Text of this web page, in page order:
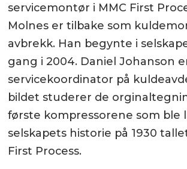
servicemontør i MMC First
Molnes er tilbake som
avbrekk. Han begynte i
gang i 2004. Daniel Johanson
servicekoordinator på
bildet studerer de
første kompressorene som ble
selskapets historie på 1930
First Process.